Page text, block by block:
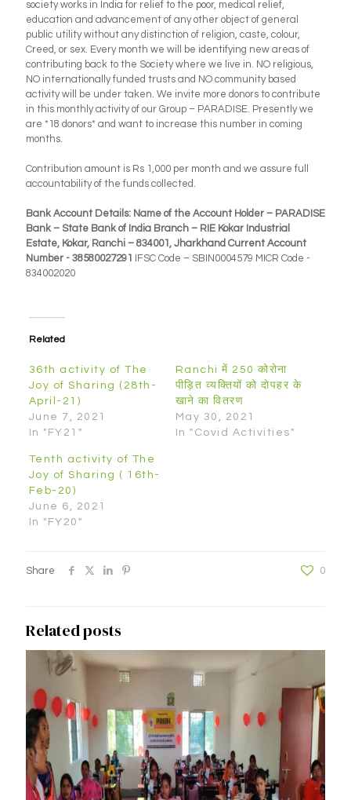
society works in India for relief to the poor, medical relief,
education and advancement of any other object of general
public utility without any distinction of religion, caste, colour,
Creed, or sex. Every month we will be identifying new areas of
contributing back to the Society where we live in. NO religious,
NO internationally funded trusts and NO community based
activity will be under taken. We invite more donors to contribute
in this monthly activity of our Group – PARADISE. Presently we
are *18 donors* and want to increase this number in coming
months.
Contribution amount is Rs 1,000 per month and we assure full
accountability of the funds collected.
Bank Account Details: Name of the Account Holder – PARADISE
Bank – State Bank of India Branch – RIE Kokar Industrial
Estate, Kokar, Ranchi – 834001, Jharkhand Current Account
Number - 38580027291 IFSC Code – SBIN0004579 MICR Code -
834002020
Related
36th activity of The
Joy of Sharing (28th-
April-21)
June 7, 2021
In "FY21"
Ranchi में 250 कोरोना
पीड़ित व्यक्तियों को दोपहर के
खाने का वितरण
May 30, 2021
In "Covid Activities"
Tenth activity of The
Joy of Sharing ( 16th-
Feb-20)
June 6, 2021
In "FY20"
Share 0
Related posts